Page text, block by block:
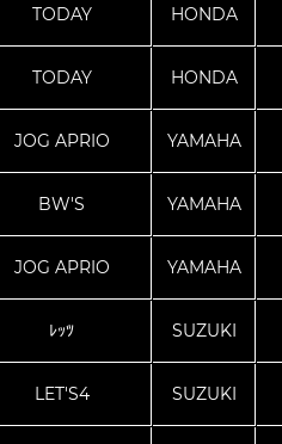
TODAY HONDA
TODAY HONDA
JOG APRIO YAMAHA
BW'S YAMAHA
JOG APRIO YAMAHA
ﾚｯﾂ SUZUKI
LET'S4 SUZUKI